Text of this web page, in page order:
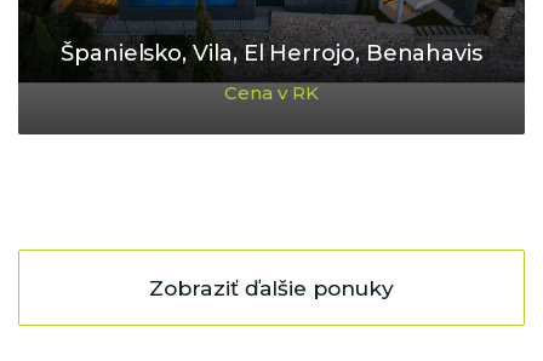
Španielsko, Vila, El Herrojo, Benahavis
Cena v RK
Zobraziť ďalšie ponuky